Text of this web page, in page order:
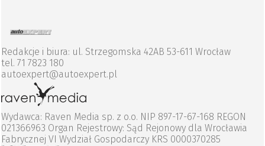
Redakcje i biura: ul. Strzegomska 42AB 53-611 Wrocław
tel. 71 7823 180
autoexpert@autoexpert.pl
Wydawca: Raven Media sp. z o.o. NIP 897-17-67-168 REGON
021366963 Organ Rejestrowy: Sąd Rejonowy dla Wrocławia
Fabrycznej VI Wydział Gospodarczy KRS 0000370285